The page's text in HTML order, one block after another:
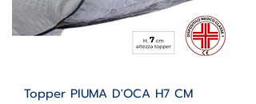
Topper PIUMA D'OCA H7 CM